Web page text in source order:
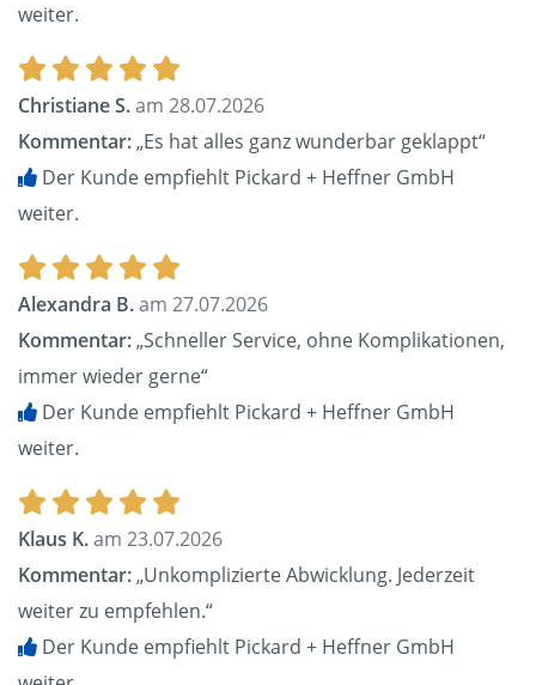
weiter.
Christiane S.am 28.07.2026
Kommentar:„Es hat alles ganz wunderbar geklappt“
Der Kunde empfiehlt Pickard + Heffner GmbH
weiter.
Alexandra B.am 27.07.2026
Kommentar:„Schneller Service, ohne Komplikationen,
immer wieder gerne“
Der Kunde empfiehlt Pickard + Heffner GmbH
weiter.
Klaus K.am 23.07.2026
Kommentar:„Unkomplizierte Abwicklung. Jederzeit
weiter zu empfehlen.“
Der Kunde empfiehlt Pickard + Heffner GmbH